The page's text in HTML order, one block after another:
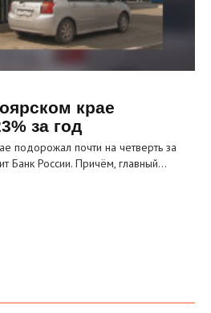
крае
за год
подорожал почти на четверть за
Банк России. Причём, главный…